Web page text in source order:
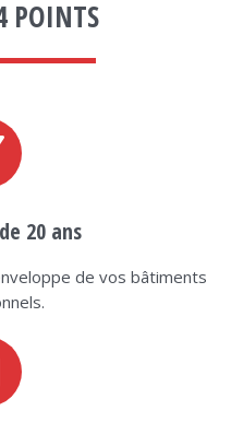
POINTS
20 ans
de vos bâtiments